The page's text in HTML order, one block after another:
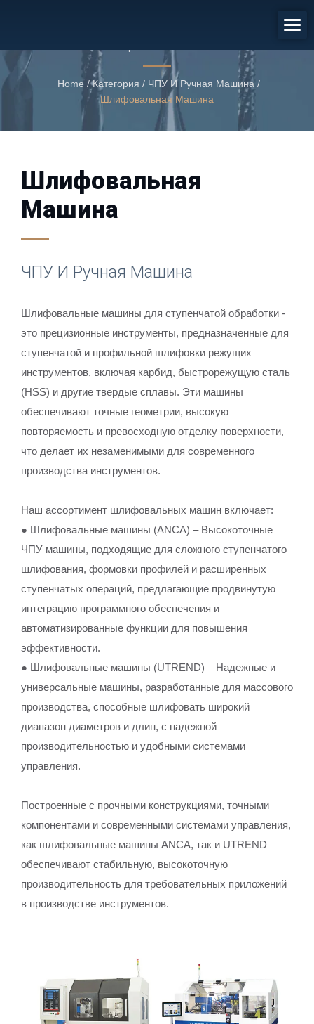
Home / Категория / ЧПУ И Ручная Машина /
Шлифовальная Машина
Шлифовальная
Машина
ЧПУ И Ручная Машина
Шлифовальные машины для ступенчатой обработки -
это прецизионные инструменты, предназначенные для
ступенчатой и профильной шлифовки режущих
инструментов, включая карбид, быстрорежущую сталь
(HSS) и другие твердые сплавы. Эти машины
обеспечивают точные геометрии, высокую
повторяемость и превосходную отделку поверхности,
что делает их незаменимыми для современного
производства инструментов.
Наш ассортимент шлифовальных машин включает:
● Шлифовальные машины (ANCA) – Высокоточные
ЧПУ машины, подходящие для сложного ступенчатого
шлифования, формовки профилей и расширенных
ступенчатых операций, предлагающие продвинутую
интеграцию программного обеспечения и
автоматизированные функции для повышения
эффективности.
● Шлифовальные машины (UTREND) – Надежные и
универсальные машины, разработанные для массового
производства, способные шлифовать широкий
диапазон диаметров и длин, с надежной
производительностью и удобными системами
управления.
Построенные с прочными конструкциями, точными
компонентами и современными системами управления,
как шлифовальные машины ANCA, так и UTREND
обеспечивают стабильную, высокоточную
производительность для требовательных приложений
в производстве инструментов.